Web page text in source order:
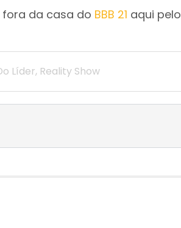
fora da casa do BBB 21 aqui pelo
Líder, Reality Show